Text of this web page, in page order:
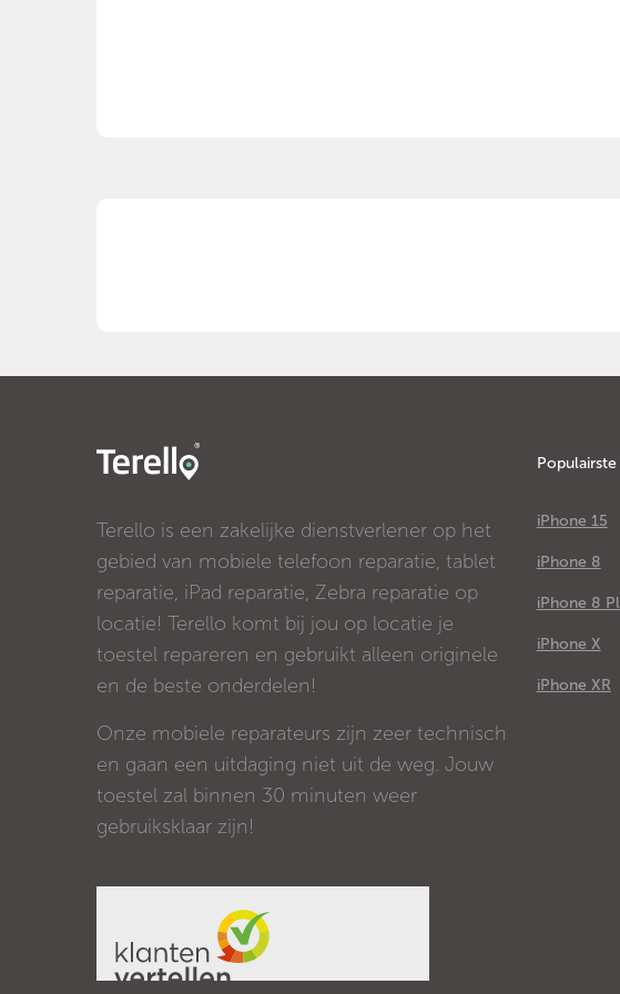
Terello is een zakelijke dienstverlener op het
gebied van mobiele telefoon reparatie, tablet
reparatie, iPad reparatie, Zebra reparatie op
locatie! Terello komt bij jou op locatie je
toestel repareren en gebruikt alleen originele
en de beste onderdelen!
Onze mobiele reparateurs zijn zeer technisch
en gaan een uitdaging niet uit de weg. Jouw
toestel zal binnen 30 minuten weer
gebruiksklaar zijn!
iPhone 15
iPhone 8
iPhone 8
iPhone X
iPhone XR